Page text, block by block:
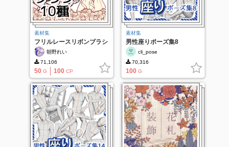
素材集
フリルレースリボンブラシ
10種朝野れい
71,106
50 G 100 CP
素材集
男性座りポーズ集8
cli_pose
70,316
100 G